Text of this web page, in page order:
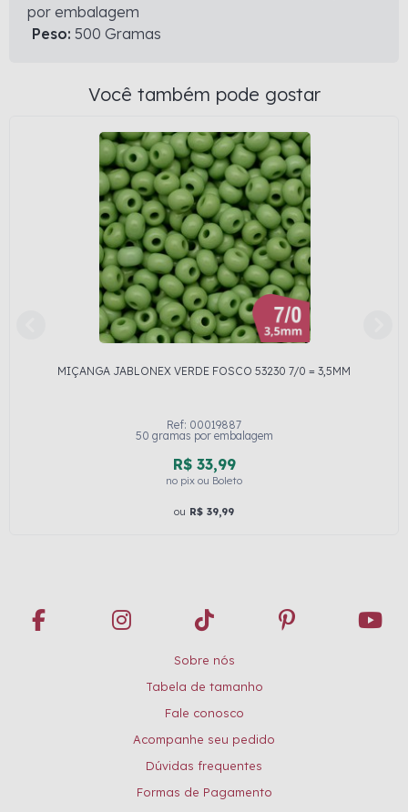
por embalagem
Peso: 500 Gramas
Você também pode gostar
MIÇANGA JABLONEX VERDE FOSCO 53230 7/0 = 3,5MM
Ref: 00019887
50 gramas por embalagem
R$ 33,99
no pix ou Boleto
ou R$ 39,99
Sobre nós
Tabela de tamanho
Fale conosco
Acompanhe seu pedido
Dúvidas frequentes
Formas de Pagamento